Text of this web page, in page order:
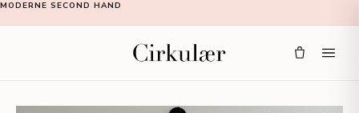
MODERNE SECOND HAND